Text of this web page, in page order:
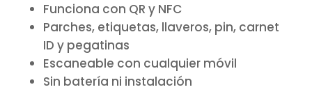
Funciona con QR y NFC
Parches, etiquetas, llaveros, pin, carnet
ID y pegatinas
Escaneable con cualquier móvil
Sin batería ni instalación